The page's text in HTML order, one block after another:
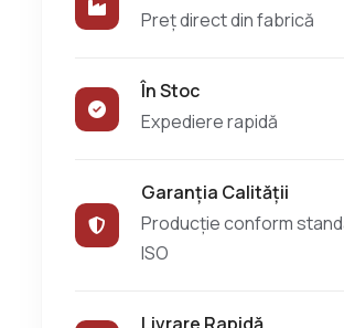
Preț direct din fabrică
În Stoc
Expediere rapidă
Garanția Calității
Producție conform
ISO